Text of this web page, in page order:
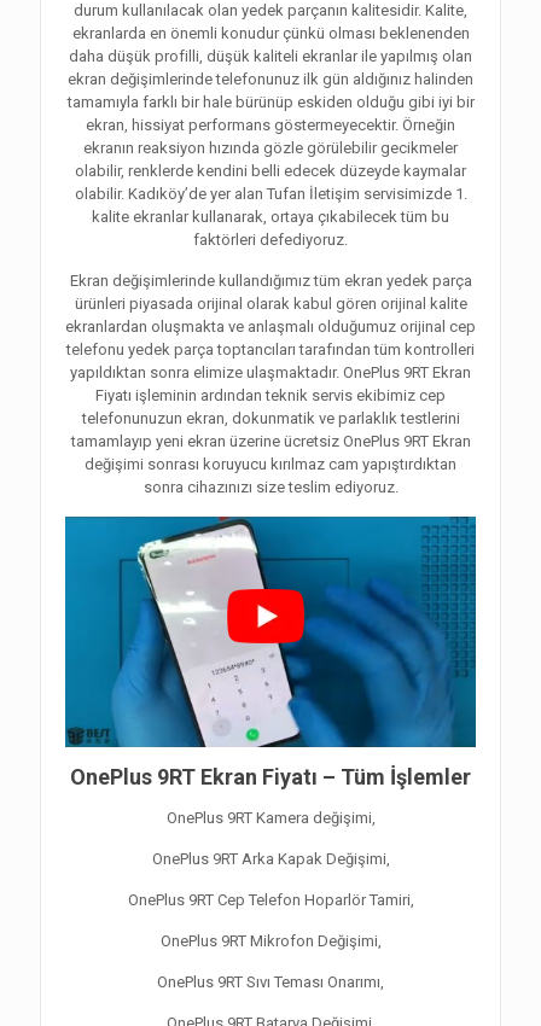
durum kullanılacak olan yedek parçanın kalitesidir. Kalite,
ekranlarda en önemli konudur çünkü olması beklenenden
daha düşük profilli, düşük kaliteli ekranlar ile yapılmış olan
ekran değişimlerinde telefonunuz ilk gün aldığınız halinden
tamamıyla farklı bir hale bürünüp eskiden olduğu gibi iyi bir
ekran, hissiyat performans göstermeyecektir. Örneğin
ekranın reaksiyon hızında gözle görülebilir gecikmeler
olabilir, renklerde kendini belli edecek düzeyde kaymalar
olabilir. Kadıköy’de yer alan Tufan İletişim servisimizde 1.
kalite ekranlar kullanarak, ortaya çıkabilecek tüm bu
faktörleri defediyoruz.
Ekran değişimlerinde kullandığımız tüm ekran yedek parça
ürünleri piyasada orijinal olarak kabul gören orijinal kalite
ekranlardan oluşmakta ve anlaşmalı olduğumuz orijinal cep
telefonu yedek parça toptancıları tarafından tüm kontrolleri
yapıldıktan sonra elimize ulaşmaktadır. OnePlus 9RT Ekran
Fiyatı işleminin ardından teknik servis ekibimiz cep
telefonunuzun ekran, dokunmatik ve parlaklık testlerini
tamamlayıp yeni ekran üzerine ücretsiz OnePlus 9RT Ekran
değişimi sonrası koruyucu kırılmaz cam yapıştırdıktan
sonra cihazınızı size teslim ediyoruz.
OnePlus 9RT Ekran Fiyatı – Tüm İşlemler
OnePlus 9RT Kamera değişimi,
OnePlus 9RT Arka Kapak Değişimi,
OnePlus 9RT Cep Telefon Hoparlör Tamiri,
OnePlus 9RT Mikrofon Değişimi,
OnePlus 9RT Sıvı Teması Onarımı,